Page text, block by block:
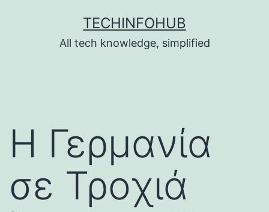
TECHINFOHUB
All tech knowledge, simplified
Η Γερμανία
σε Τροχιά